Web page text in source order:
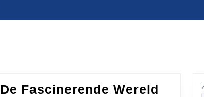
De Fascinerende Wereld